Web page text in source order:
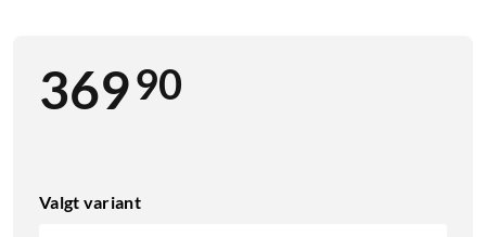
36990
Valgt variant